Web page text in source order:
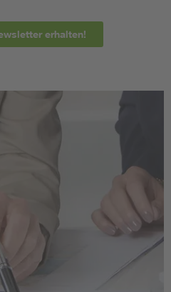
erhalten!